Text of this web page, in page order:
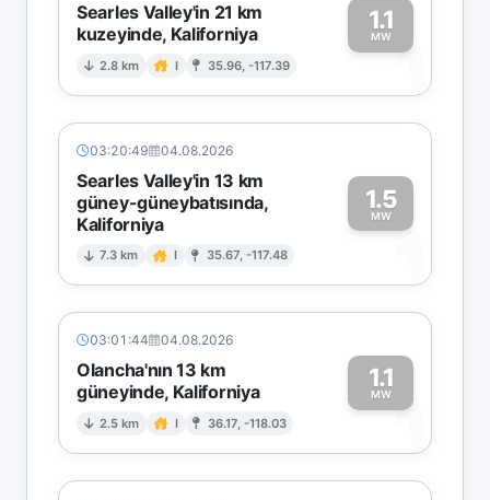
Searles Valley'in 21 km
kuzeyinde, Kaliforniya
2.8 km I 35.96, -117.39
1.1
MW1
03:20:49 04.08.2026
Searles Valley'in 13 km
güney-güneybatısında,
Kaliforniya
7.3 km I 35.67, -117.48
1.5
MW
1
03:01:44 04.08.2026
Olancha'nın 13 km
güneyinde, Kaliforniya
2.5 km I 36.17, -118.03
1.1
MW1